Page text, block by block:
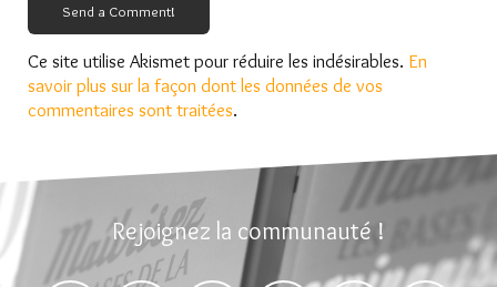
Send a Comment!
Ce site utilise Akismet pour réduire les indésirables. En
savoir plus sur la façon dont les données de vos
commentaires sont traitées.
Rejoignez la communauté !